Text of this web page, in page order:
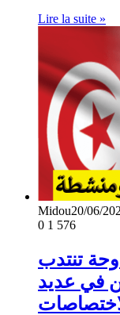
Lire la suite »
Midou20/06/
0 1 576
تنتدب
في عديد